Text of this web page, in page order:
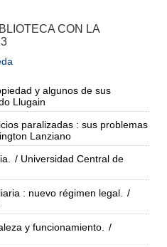
CON LA
y algunos de sus
Llugain
paralizadas : sus problemas
Lanziano
/ Universidad Central de
: nuevo régimen legal.
/
y funcionamiento.
/